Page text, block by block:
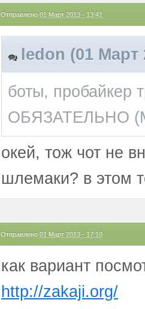
Отправлено 01 Март 2013 - 13:41
ledon (01 Март
боты, пробайкер
ОБЯЗАТЕЛЬНО
окей, тож чот не
шлемаки? в этом
Отправлено 01 Март 2013 - 17:10
как вариант
http://zakaji.org/